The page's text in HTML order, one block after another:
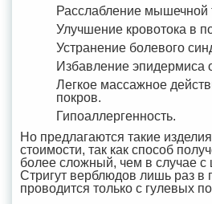
Расслабление мышечной
Улучшение кровотока в
Устранение болевого
Избавление эпидермиса
Легкое массажное
покров.
Гипоаллергенность.
Но предлагаются такие
стоимости, так как способ
более сложный, чем в случае
Стригут верблюдов лишь раз в
проводится только с гулевых